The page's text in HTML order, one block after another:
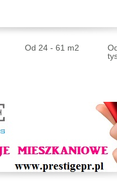
Od 24 - 61 m2